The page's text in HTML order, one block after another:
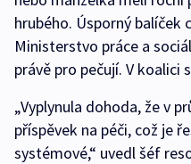
hrubého. Úsporný balíček
Ministerstvo práce a
právě pro pečují. V koalici
„Vyplynula dohoda, že v
příspěvek na péči, což je
systémové,“ uvedl šéf